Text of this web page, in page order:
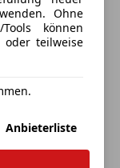
in nur einem
Ohne
können
oder teilweise
Anbieterliste